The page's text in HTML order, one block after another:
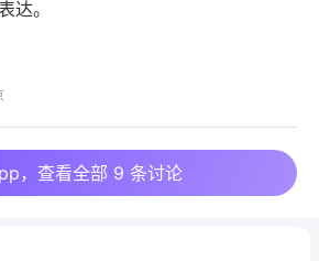
达。
，查看全部 9 条讨论